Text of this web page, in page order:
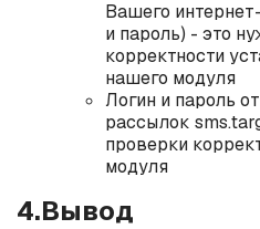
Вашего
и пароль) - это
корректности
нашего модуля
Логин и пароль
рассылок
проверки
модуля
4.Вывод